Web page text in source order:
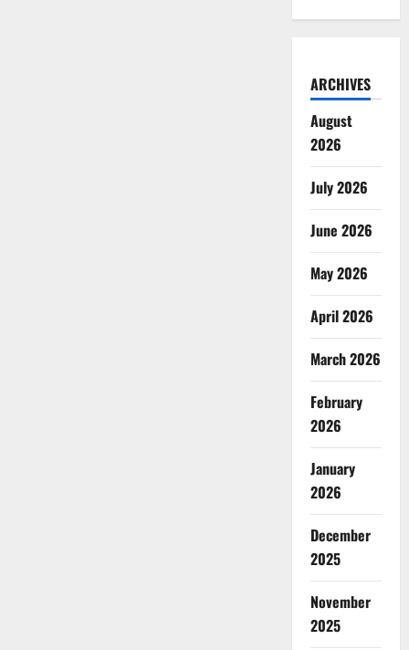
ARCHIVES
August
2026
July 2026
June 2026
May 2026
April 2026
March 2026
February
2026
January
2026
December
2025
November
2025